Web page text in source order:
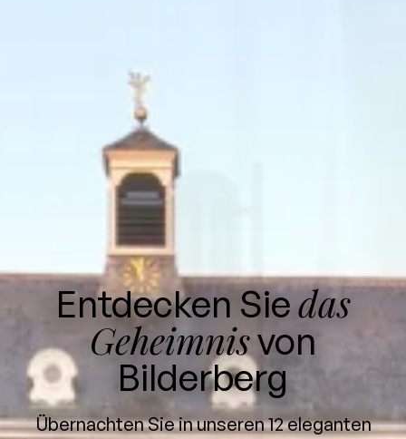
Entdecken Siedas
Geheimnisvon
Bilderberg
Übernachten Sie in unseren 12 eleganten